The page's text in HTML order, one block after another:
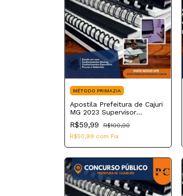
MÉTODO PRIMAZIA
Apostila Prefeitura de Cajuri
MG 2023 Supervisor
Pedagógico
R$59,99
R$100,00
R$50,99 com Pix